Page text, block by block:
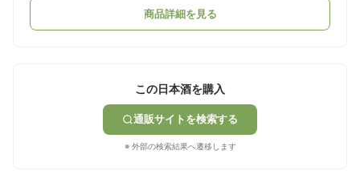
商品詳細を見る
この日本酒を購入
通販サイトを検索する
※ 外部の検索結果へ遷移します